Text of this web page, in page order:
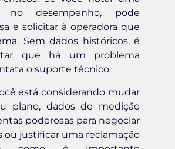
no desempenho, pode
e solicitar à operadora que
Sem dados históricos, é
que há um problema
o suporte técnico.
está considerando mudar
plano, dados de medição
poderosas para negociar
ou justificar uma reclamação